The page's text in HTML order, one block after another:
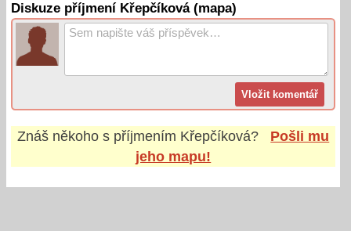
Diskuze příjmení Křepčíková (mapa)
Znáš někoho s příjmením Křepčíková?
Pošli mu
jeho mapu!